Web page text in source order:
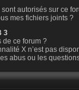
autorisés sur ce
mes fichiers joints ?
3
de ce forum ?
X n’est pas
abus ou les